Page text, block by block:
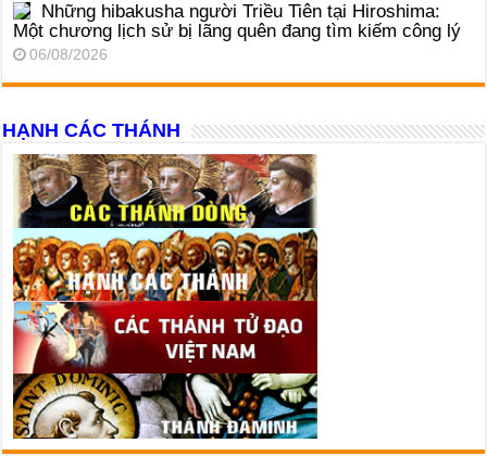
Những hibakusha người Triều Tiên tại Hiroshima:
Một chương lịch sử bị lãng quên đang tìm kiếm công lý
06/08/2026
HẠNH CÁC THÁNH